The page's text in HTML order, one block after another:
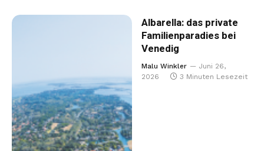
Albarella: das private
Familienparadies bei
Venedig
Malu Winkler
Juni 26,
2026
3 Minuten Lesezeit